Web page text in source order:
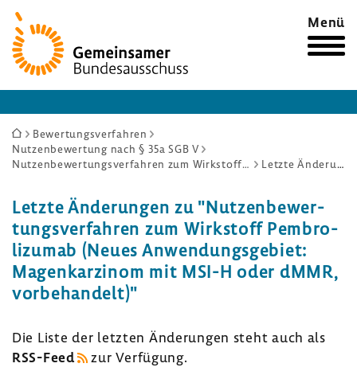
Zur
Startseite
Menü
Sie
sind
Bewertungsverfahren
Nutzenbewertung nach § 35a SGB V
Nutzenbewertungsverfahren zum Wirkstoff Pembrolizumab (Neues Anwendungsgebiet: Magenkarzinom mit MSI-H oder dMMR, vorbehandelt)
Letzte Änderungen
Letzte Ände­rungen zu "Nutzen­be­wer­
tungs­ver­fahren zum Wirk­stoff Pembro­
li­zumab (Neues Anwen­dungs­ge­biet:
Magen­kar­zinom mit MSI-H oder dMMR,
vorbe­han­delt)"
Die Liste der letzten Ände­rungen steht auch als
RSS-​Feed
zur Verfü­gung.